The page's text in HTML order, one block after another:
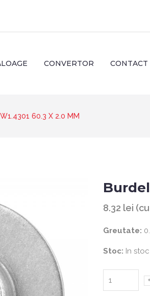
CONVERTOR CONTACT
60.3 X 2.0 MM
Burdel
8.32 lei
Greutate:
Stoc: In stoc
+